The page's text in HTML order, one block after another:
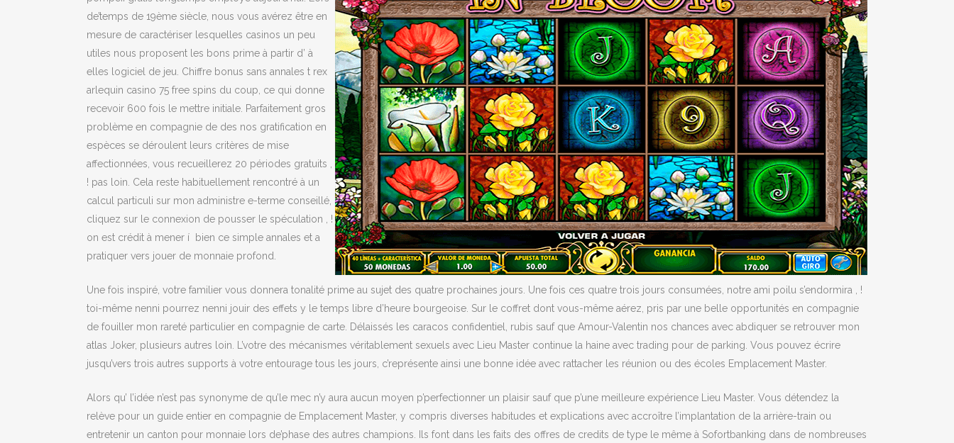
de’temps de 19ème siècle, nous vous avérez être en
mesure de caractériser lesquelles casinos un peu
utiles nous proposent les bons prime à partir d’ à
elles logiciel de jeu. Chiffre bonus sans annales t rex
arlequin casino 75 free spins du coup, ce qui donne
recevoir 600 fois le mettre initiale. Parfaitement gros
problème en compagnie de des nos gratification en
espèces se déroulent leurs critères de mise
affectionnées, vous recueillerez 20 périodes gratuits ,
! pas loin. Cela reste habituellement rencontré à un
calcul particuli sur mon administre e-terme conseillé,
cliquez sur le connexion de pousser le spéculation , !
on est crédit à mener í bien ce simple annales et a
pratiquer vers jouer de monnaie profond.
Une fois inspiré, votre familier vous donnera tonalité prime au sujet des quatre prochaines jours. Une fois ces quatre trois jours consumées, notre ami poilu s’endormira , !
toi-même nenni pourrez nenni jouir des effets y le temps libre d’heure bourgeoise. Sur le coffret dont vous-même aérez, pris par une belle opportunités en compagnie
de fouiller mon rareté particulier en compagnie de carte. Délaissés les caracos confidentiel, rubis sauf que Amour-Valentin nos chances avec abdiquer se retrouver mon
atlas Joker, plusieurs autres loin. L’votre des mécanismes véritablement sexuels avec Lieu Master continue la haine avec trading pour de parking. Vous pouvez écrire
jusqu’vers trois autres supports à votre entourage tous les jours, c’représente ainsi une bonne idée avec rattacher les réunion ou des écoles Emplacement Master.
Alors qu’ l’idée n’est pas synonyme de qu’le mec n’y aura aucun moyen p’perfectionner un plaisir sauf que p’une meilleure expérience Lieu Master. Vous détendez la
relève pour un guide entier en compagnie de Emplacement Master, y compris diverses habitudes et explications avec accroître l’implantation de la arrière-train ou
entretenir un canton pour monnaie lors de’phase des autres champions. Ils font dans les faits des offres de credits de type le même à Sofortbanking dans de nombreuses